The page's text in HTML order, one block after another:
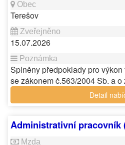
Terešov
15.07.2026
Splněny předpoklady pro
se zákonem č.563/2004 Sb. a
Detail
Administrativní pracovník